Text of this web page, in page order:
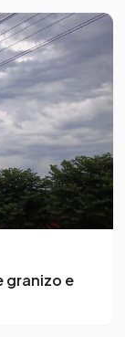
granizo e